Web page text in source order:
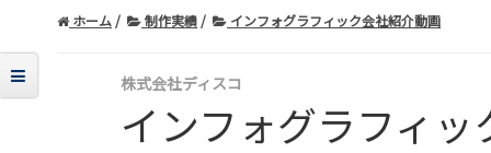
ホーム 制作実績 インフォグラフィック会社紹介動画
株式会社ディスコ
インフォグラフィ